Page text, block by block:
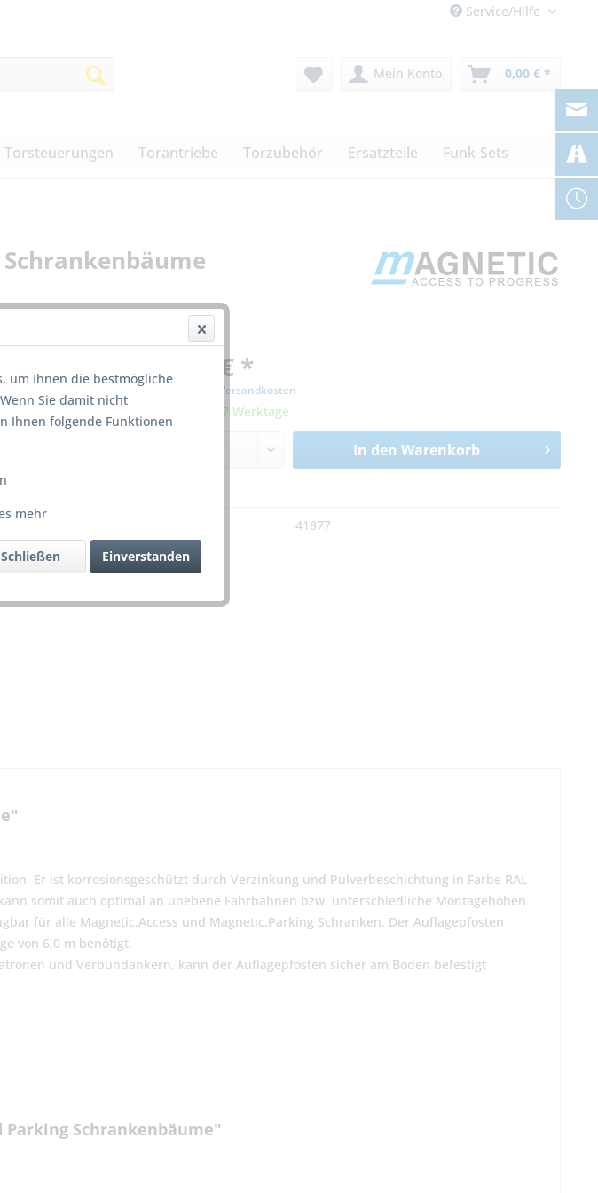
Service/Hilfe
Mein Konto 0,00 € *
Torsteuerungen Torantriebe Torzubehör Ersatzteile Funk-Sets
325,00 € *
inkl. MwSt. zzgl. Versandkosten
Lieferzeit 5-7 Werktage
In den Warenkorb
41877
Er ist korrosionsgeschützt durch Verzinkung und Pulverbeschichtung in Farbe RAL
somit auch optimal an unebene Fahrbahnen bzw. unterschiedliche Montagehöhen
für alle Magnetic.Access und Magnetic.Parking Schranken. Der Auflagepfosten
von 6,0 m benötigt.
und Verbundankern, kann der Auflagepfosten sicher am Boden befestigt
Schrankenbäume"
um Ihnen die bestmögliche
Sie damit nicht
Ihnen folgende Funktionen
mehr
Einverstanden
Schließen